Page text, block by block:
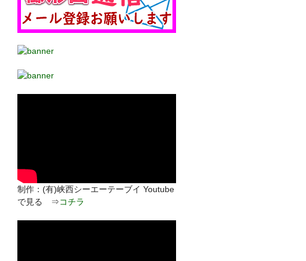
制作：(有)峡西シーエーテーブイ Youtube
で見る ⇒コチラ